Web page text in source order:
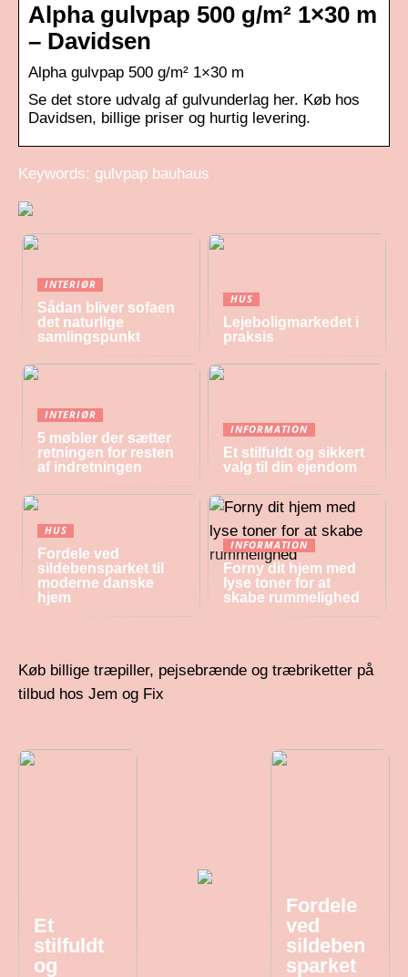
Alpha gulvpap 500 g/m² 1×30 m
– Davidsen
Alpha gulvpap 500 g/m² 1×30 m
Se det store udvalg af gulvunderlag her. Køb hos
Davidsen, billige priser og hurtig levering.
Keywords: gulvpap bauhaus
INTERIØR
Sådan bliver sofaen
det naturlige
samlingspunkt
HUS
Lejeboligmarkedet i
praksis
INTERIØR
5 møbler der sætter
retningen for resten
af indretningen
INFORMATION
Et stilfuldt og sikkert
valg til din ejendom
HUS
Fordele ved
sildebensparket til
moderne danske
hjem
INFORMATION
Forny dit hjem med
lyse toner for at
skabe rummelighed
Køb billige træpiller, pejsebrænde og træbriketter på
tilbud hos Jem og Fix
Et
stilfuldt
og
Fordele
ved
sildeben
sparket